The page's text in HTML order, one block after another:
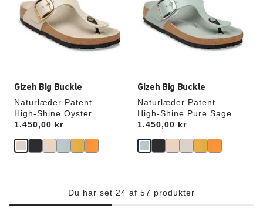
Gizeh Big Buckle
Naturlæder Patent
High-Shine Oyster
Price:
1.450,00 kr
opdatere
produktbilledet
Gizeh Big Buckle
Naturlæder Patent
High-Shine Pure Sage
Price:
1.450,00 kr
opdatere
produktbilledet
Du har set 24 af 57 produkter